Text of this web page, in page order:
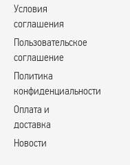
Steger
SUNRISE GROUP
TGRACING
Trebl
Venti
Vianor
VISSOL
X-Race
XinFA
Условия
соглашения
Пользовательское
соглашение
Политика
конфиденциальности
Оплата и
доставка
Новости